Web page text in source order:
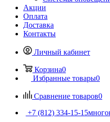
Акции
Оплата
Доставка
Контакты
Личный кабинет
Корзина0
Избранные товары0
Сравнение товаров0
+7 (812) 334-15-15